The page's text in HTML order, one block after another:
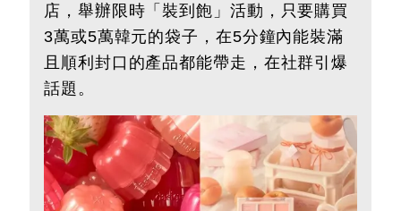
店，舉辦限時「裝到飽」活動，只要購買
3萬或5萬韓元的袋子，在5分鐘內能裝滿
且順利封口的產品都能帶走，在社群引爆
話題。